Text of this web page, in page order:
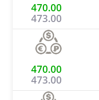
470.00
473.00
470.00
473.00